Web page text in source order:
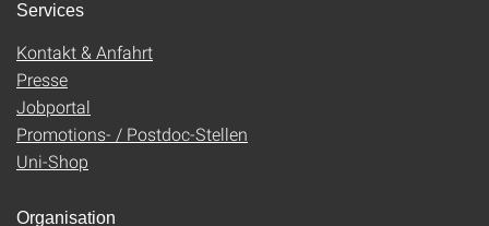
Services
Kontakt & Anfahrt
Presse
Jobportal
Promotions- / Postdoc-Stellen
Uni-Shop
Organisation